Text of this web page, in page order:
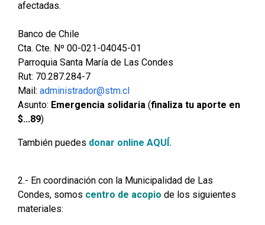
afectadas.
Banco de Chile
Cta. Cte. Nº 00-021-04045-01
Parroquia Santa María de Las Condes
Rut: 70.287.284-7
Mail: administrador@stm.cl
Asunto: Emergencia solidaria (finaliza tu aporte en
$...89)
También puedes donar online AQUÍ.
2.- En coordinación con la Municipalidad de Las
Condes, somos centro de acopio de los siguientes
materiales: